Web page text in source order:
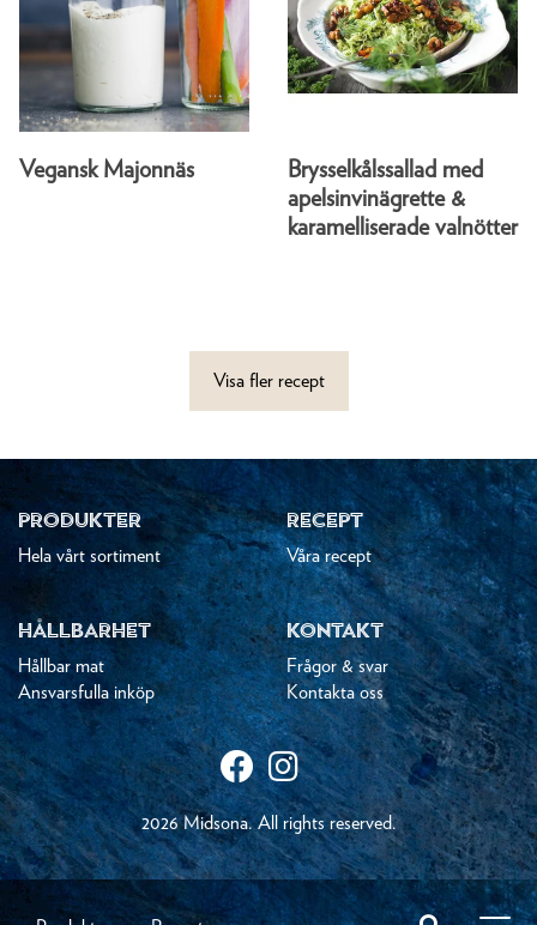
Vegansk Majonnäs
Brysselkålssallad med
apelsinvinägrette &
karamelliserade valnötter
Visa fler recept
PRODUKTER
Hela vårt sortiment
RECEPT
Våra recept
HÅLLBARHET
Hållbar mat
Ansvarsfulla inköp
KONTAKT
Frågor & svar
Kontakta oss
2026 Midsona. All rights reserved.